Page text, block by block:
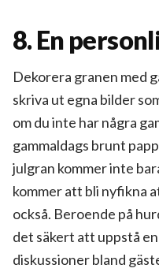
8. En
Dekorera granen med
skriva ut egna bilder
om du inte har några
gammaldags brunt
julgran kommer inte
kommer att bli nyfikna
också. Beroende på
det säkert att uppstå
diskussioner bland